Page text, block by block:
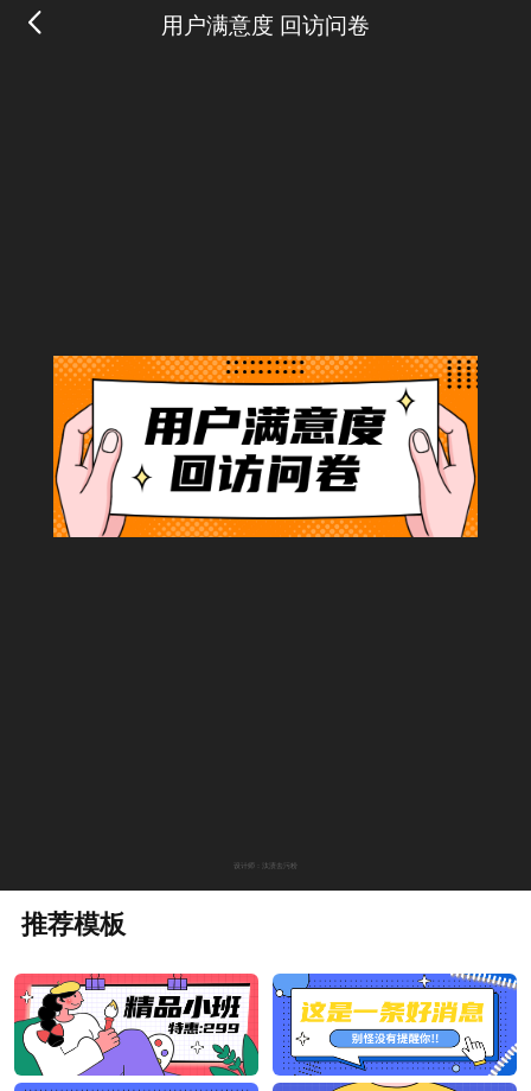
用户满意度 回访问卷
设计师：汰渍去污粉
推荐模板